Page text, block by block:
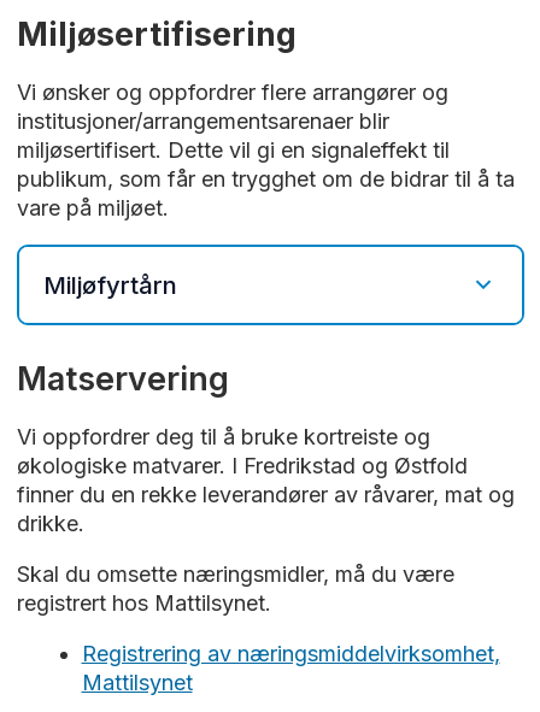
Miljøsertifisering
Vi ønsker og oppfordrer flere arrangører og
institusjoner/arrangementsarenaer blir
miljøsertifisert. Dette vil gi en signaleffekt til
publikum, som får en trygghet om de bidrar til å ta
vare på miljøet.
Miljøfyrtårn
virksomheten, både drift og arrangement.
enkelt program for miljøledelse og
miljøoppfølging.
Bransjekrav for grønne arrangement omfatter
transport, energi, utslipp og estetikk.
Målgruppen for grønne arrangement er større
kultur- og idrettsarrangementer. Ofte brukes
dette kriteriesettet på arrangementer som
holdes utendørs. Typiske eksempler er
Matservering
Vi oppfordrer deg til å bruke kortreiste og
økologiske matvarer. I Fredrikstad og Østfold
finner du en rekke leverandører av råvarer, mat og
drikke.
Skal du omsette næringsmidler, må du være
registrert hos Mattilsynet.
Registrering av næringsmiddelvirksomhet,
Mattilsynet